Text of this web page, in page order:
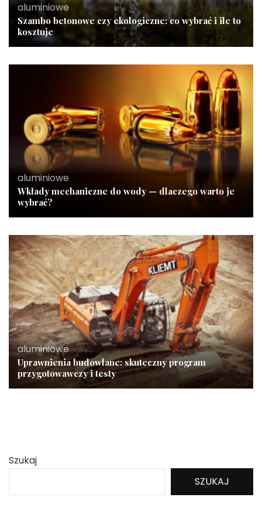
aluminiowe
Szambo betonowe czy ekologiczne: co wybrać i ile to
kosztuje
aluminiowe
Wkłady mechaniczne do wody — dlaczego warto je
wybrać?
aluminiowe
Uprawnienia budowlane: skuteczny program
przygotowawczy i testy
Szukaj
SZUKAJ